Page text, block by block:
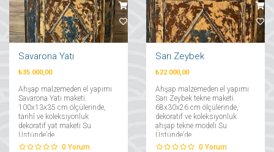
Savarona Yatı
₺35.000,00
Ahşap malzemeden el yapımı
Savarona Yatı maketi.
100x13x35 cm ölçülerinde,
tarihî ve koleksiyonluk
dekoratif yat maketi Su
Üstünde’de....
0 Yorum
Sarı Zeybek
₺22.000,00
Ahşap malzemeden el yapımı
Sarı Zeybek tekne maketi.
68x30x26 cm ölçülerinde,
dekoratif ve koleksiyonluk
ahşap tekne modeli Su
Üstünde’de....
0 Yorum